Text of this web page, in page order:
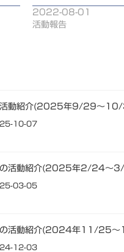
2022-08-01
活動報告
活動紹介(2025年9/29～
10-07
の活動紹介(2025年2/24～
03-05
の活動紹介(2024年11/25
12-03